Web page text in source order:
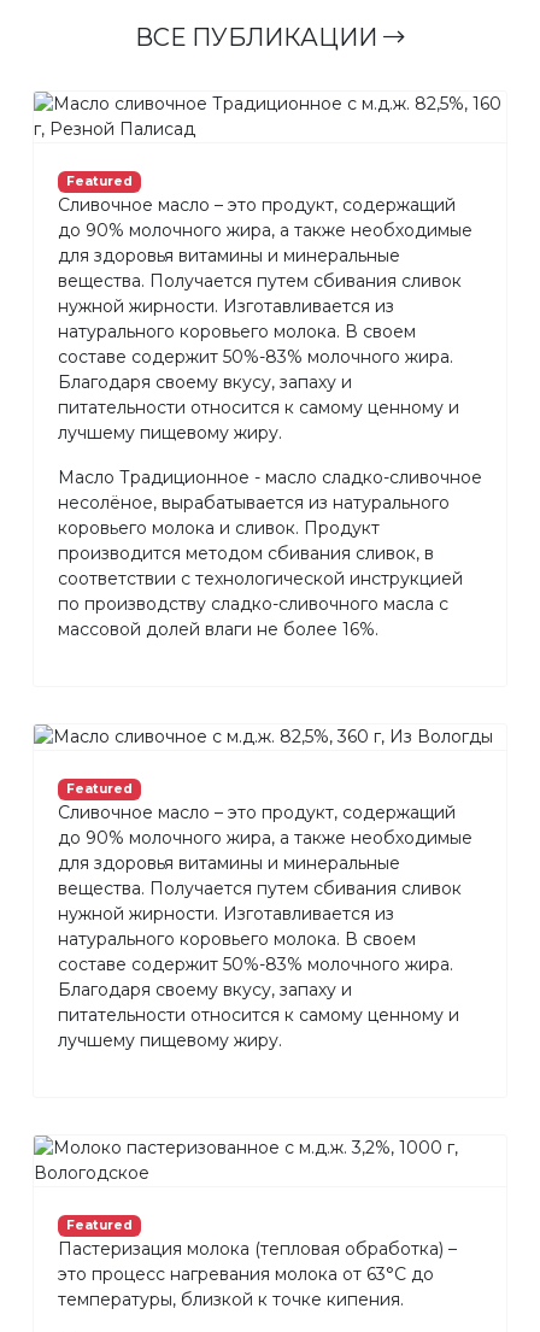
ВСЕ ПУБЛИКАЦИИ
Featured
Сливочное масло – это продукт, содержащий
до 90% молочного жира, а также необходимые
для здоровья витамины и минеральные
вещества. Получается путем сбивания сливок
нужной жирности. Изготавливается из
натурального коровьего молока. В своем
составе содержит 50%-83% молочного жира.
Благодаря своему вкусу, запаху и
питательности относится к самому ценному и
лучшему пищевому жиру.
Масло Традиционное - масло сладко-сливочное
несолёное, вырабатывается из натурального
коровьего молока и сливок. Продукт
производится методом сбивания сливок, в
соответствии с технологической инструкцией
по производству сладко-сливочного масла с
массовой долей влаги не более 16%.
Featured
Сливочное масло – это продукт, содержащий
до 90% молочного жира, а также необходимые
для здоровья витамины и минеральные
вещества. Получается путем сбивания сливок
нужной жирности. Изготавливается из
натурального коровьего молока. В своем
составе содержит 50%-83% молочного жира.
Благодаря своему вкусу, запаху и
питательности относится к самому ценному и
лучшему пищевому жиру.
Featured
Пастеризация молока (тепловая обработка) –
это процесс нагревания молока от 63°С до
температуры, близкой к точке кипения.